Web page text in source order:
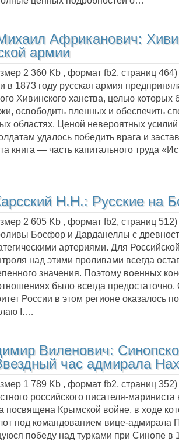
Африканович:
армии
2 360 Kb , формат fb2, страниц 464
в 1873 году русская армия
Хивинского ханства, целью которых
освободить пленных и обеспечить
областях. Ценой невероятных
удалось победить врага и
книга — часть капитального труда
Н.Н.: Русские на
2 605 Kb , формат fb2, страниц 512
Босфор и Дарданеллы с
артериями. Для
над этими проливами всегда
значения. Поэтому военных
было всегда предостаточно.
России в этом регионе оказалось
I.…
Виленович:
час адмирала
1 789 Kb , формат fb2, страниц 352
российского писателя-мариниста
посвящена Крымской войне, в ходе
под командованием вице-адмирала
победу над турками при Синопе в